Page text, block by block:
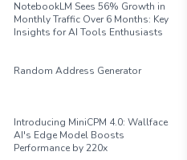
NotebookLM Sees 56% Growth in
Monthly Traffic Over 6 Months: Key
Insights for AI Tools Enthusiasts
Random Address Generator
Introducing MiniCPM 4.0: Wallface
AI's Edge Model Boosts
Performance by 220x